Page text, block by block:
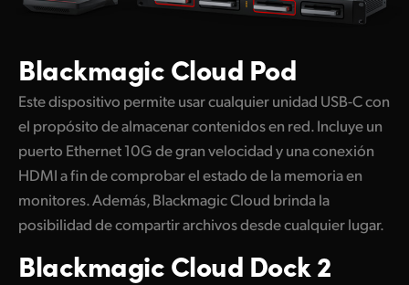
UAE
Ukraine
United Kingdom
United States
BlackmagicCloud Pod
Este dispositivo permite usar cualquier unidad USB-C con
el propósito de almacenar contenidos en red. Incluye un
puerto Ethernet 10G de gran velocidad y una conexión
HDMI a fin de comprobar el estado de la memoria en
monitores. Además, Blackmagic Cloud brinda la
posibilidad de compartir archivos desde cualquier lugar.
BlackmagicCloud Dock 2